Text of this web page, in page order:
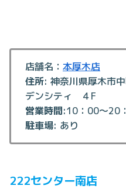
店舗名： 本厚木店
住所: 神奈川県厚木市
デンシティ ４F
営業時間:10：00～20
駐車場: あり
222センター南店